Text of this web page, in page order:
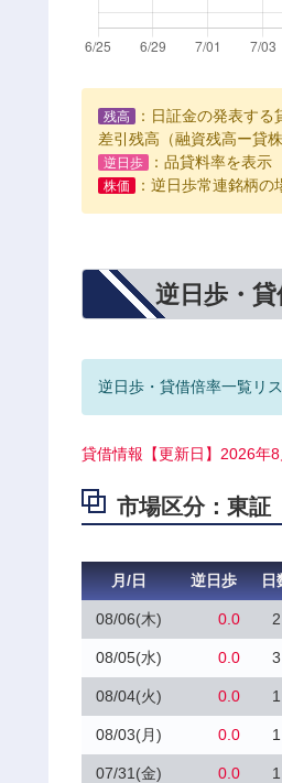
残高
：日証金の発表す
差引残高（融資残高ー貸
逆日歩 ：品貸料率を表示
株価 ：逆日歩常連銘柄
逆日歩・貸
逆日歩・貸借倍率一覧リ
貸借情報【更新日】2026年8
市場区分：東証
月/日 逆日歩 日
08/06(木) 0.0 2
08/05(水) 0.0 3
08/04(火) 0.0 1
08/03(月) 0.0 1
07/31(金) 0.0 1